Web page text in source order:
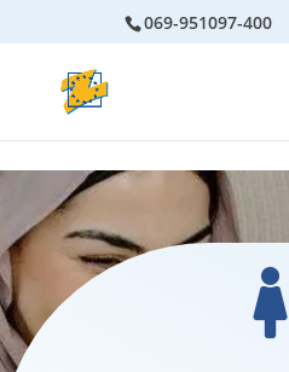
069-951097-400
